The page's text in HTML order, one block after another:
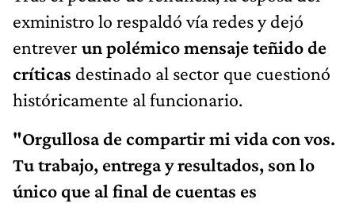
exministro lo respaldó vía redes y dejó
entrever un polémico mensaje teñido de
críticas destinado al sector que cuestionó
históricamente al funcionario.
"Orgullosa de compartir mi vida con vos.
Tu trabajo, entrega y resultados, son lo
único que al final de cuentas es